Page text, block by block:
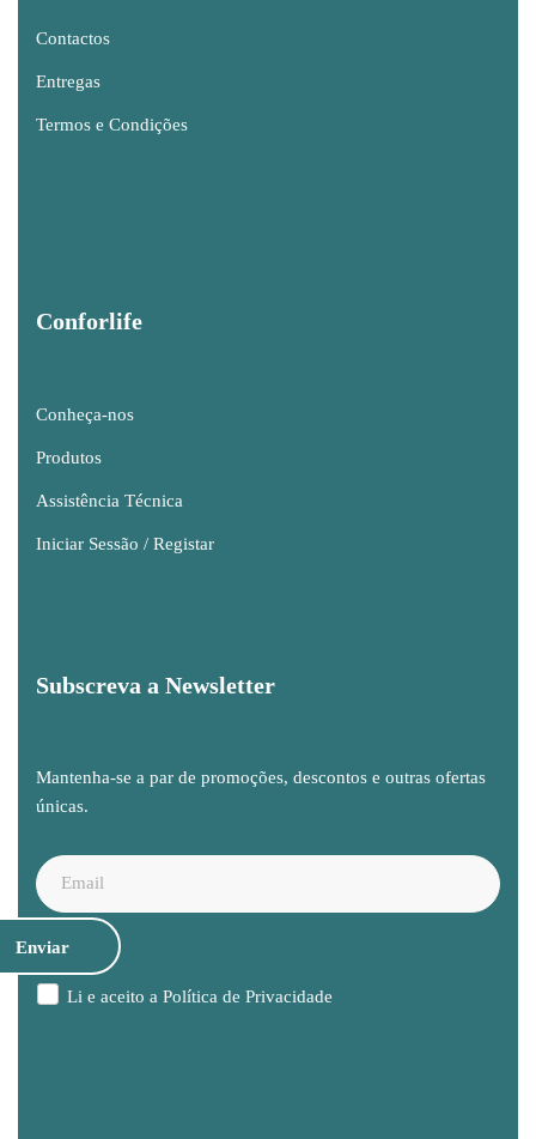
Contactos
Entregas
Termos e Condições
Conforlife
Conheça-nos
Produtos
Assistência Técnica
Iniciar Sessão / Registar
Subscreva a Newsletter
Mantenha-se a par de promoções, descontos e outras ofertas
únicas.
Li e aceito a Política de Privacidade